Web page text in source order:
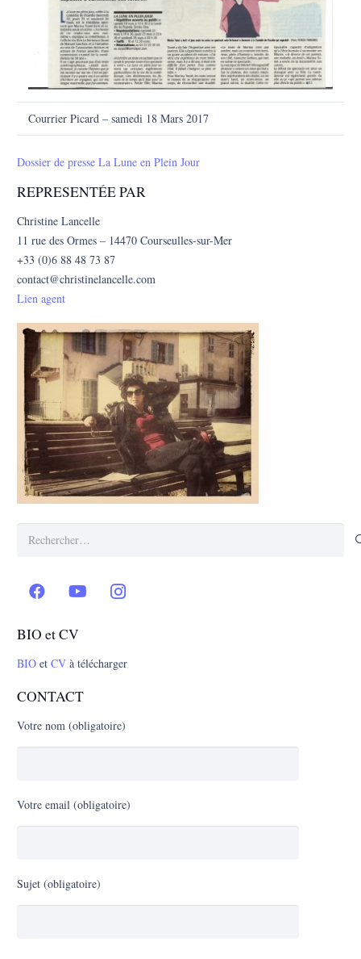
Courrier Picard – samedi 18 Mars 2017
Dossier de presse La Lune en Plein Jour
REPRESENTÉE PAR
Christine Lancelle
11 rue des Ormes – 14470 Courseulles-sur-Mer
+33 (0)6 88 48 73 87
contact@christinelancelle.com
Lien agent
BIO et CV
BIO et CV à télécharger
CONTACT
Votre nom (obligatoire)
Votre email (obligatoire)
Sujet (obligatoire)